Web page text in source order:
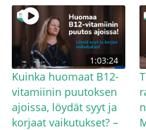
1:03:24
Kuinka huomaat B12-
vitamiinin puutoksen
ajoissa, löydät syyt ja
korjaat vaikutukset? –